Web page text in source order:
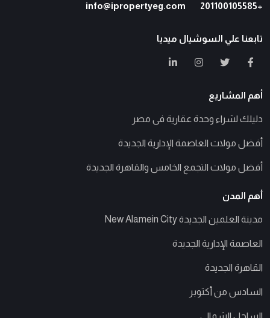
+201100105585
info@ipropertyeg.com
تابعنا علي السوشيال ميديا
أهم المشاريع
دليلك لشراء وحدة عقارية فى مصر
أفضل مولات العاصمة الإدارية الجديدة
أفضل مولات التجمع الخامس والقاهرة الجديدة
أهم المدن
مدينة العلمين الجديدة New Alamein City
العاصمة الإدارية الجديدة
القاهرة الجديدة
السادس من أكتوبر
الساحل الشمالى